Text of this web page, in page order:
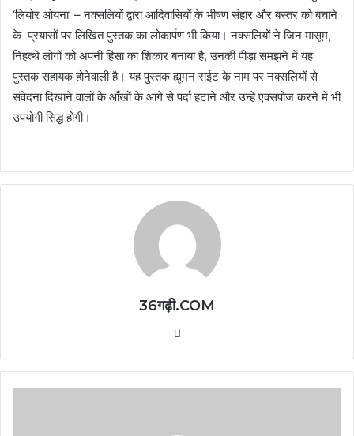
‘लियोर ओयना’ – नक्सलियों द्वारा आदिवासियों के भीषण संहार और बस्तर को बचाने
के प्रयासों पर लिखित पुस्तक का लोकार्पण भी किया। नक्सलियों ने जिन मासूम,
निहत्थे लोगों को अपनी हिंसा का शिकार बनाया है, उनकी पीड़ा समझने में यह
पुस्तक सहायक होनेवाली है। यह पुस्तक ह्यूमन राईट के नाम पर नक्सलियों से
संवेदना दिखाने वालों के आँखों के आगे से पर्दा हटाने और उन्हें एक्सपोज करने में भी
उपयोगी सिद्ध होगी।
36गढ़ी.COM